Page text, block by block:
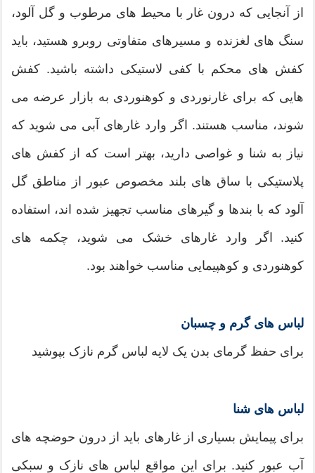
از آنجایی که درون غار با محیط های مرطوب و گل آلود،
سنگ های لغزنده و مسیرهای متفاوتی روبرو هستید، باید
کفش های محکم با کفی لاستیکی داشته باشید. کفش
هایی که برای غارنوردی و کوهنوردی به بازار عرضه می
شوند، مناسب هستند. اگر وارد غارهای آبی می شوید که
نیاز به شنا و غواصی دارید، بهتر است که از کفش های
پلاستیکی با ساق های بلند مخصوص عبور از مناطق گل
آلود که با بندها و گیرهای مناسب تجهیز شده اند، استفاده
کنید. اگر وارد غارهای خشک می شوید، چکمه های
کوهنوردی و کوهپیمایی مناسب خواهند بود.
لباس های گرم و چسبان
برای حفظ گرمای بدن یک لایه لباس گرم نازک بپوشید
لباس های شنا
برای پیمایش بسیاری از غارهای باید از درون حوضچه های
آب عبور کنید. برای این مواقع لباس های نازک و سبکی